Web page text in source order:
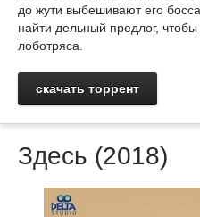
до жути выбешивают его
найти дельный предлог,
лоботряса.
скачать торрент
Здесь (2018)